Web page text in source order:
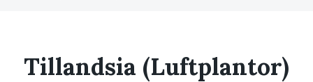
Tillandsia (Luftplantor)